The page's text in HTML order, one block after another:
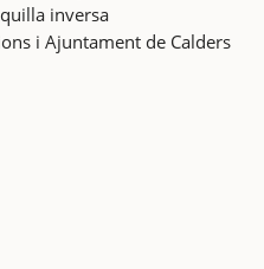
inversa
i Ajuntament de Calders